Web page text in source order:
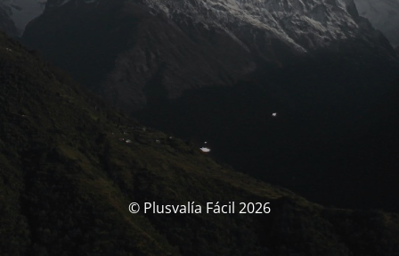
© Plusvalía Fácil 2026